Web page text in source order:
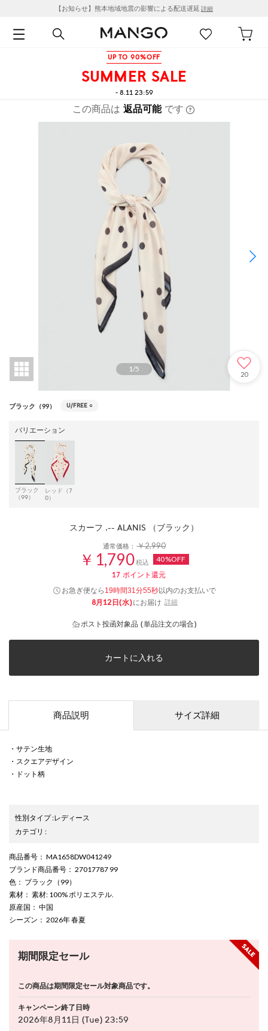
【お知らせ】熊本地域地震の影響による配送遅延 詳細
UP TO 90%OFF
SUMMER SALE
- 8.11 23:59
この商品は 返品可能 です
1/5
20
ブラック（99） U/FREE ○
バリエーション
ブラック
（99）
レッド（7
0）
スカーフ .-- ALANIS （ブラック）
通常価格：￥2,990
￥1,790税込 40%OFF
17ポイント還元
お急ぎ便なら 19時間31分55秒以内のお支払いで
8月12日(水)にお届け 詳細
ポスト投函対象品 (単品注文の場合)
カートに入れる
商品説明 サイズ詳細
・サテン生地
・スクエアデザイン
・ドット柄
性別タイプ:レディース
カテゴリ :
商品番号 ： MA1658DW041249
ブランド商品番号 ： 27017787 99
色 ： ブラック（99）
素材 ： 素材: 100% ポリエステル.
原産国 ： 中国
シーズン ： 2026年 春夏
期間限定セール
この商品は期間限定セール対象商品です。
キャンペーン終了日時
2026年8月11日 (Tue) 23:59